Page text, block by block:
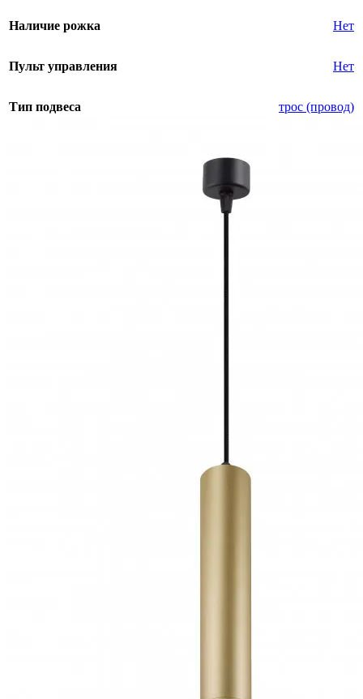
Наличие рожка Нет
Пульт управления Нет
Тип подвеса трос (провод)